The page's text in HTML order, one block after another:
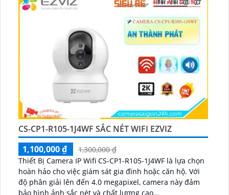
CS-CP1-R105-1J4WF SẮC NÉT WIFI EZVIZ
1,100,000 ₫
1,300,000 ₫
Thiết Bị Camera IP Wifi CS-CP1-R105-1J4WF là lựa chọn
hoàn hảo cho việc giám sát gia đình hoặc căn hộ. Với
độ phân giải lên đến 4.0 megapixel, camera này đảm
bảo hình ảnh sắc nét và chất lượng cao...